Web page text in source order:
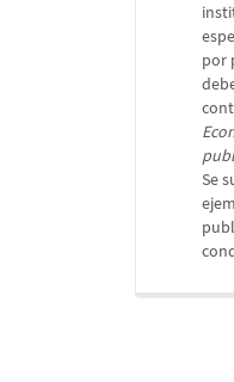
por
Se